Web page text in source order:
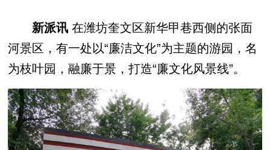
新派讯 在潍坊奎文区新华甲巷西侧的张面
河景区，有一处以“廉洁文化”为主题的游园，名
为枝叶园，融廉于景，打造“廉文化风景线”。